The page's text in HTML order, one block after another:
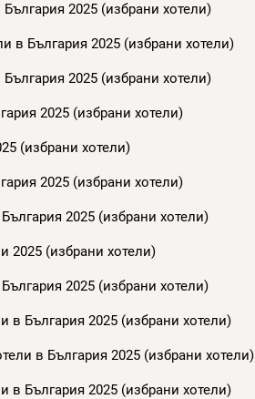
2025 (избрани хотели)
в България 2025 (избрани хотели)
2025 (избрани хотели)
2025 (избрани хотели)
(избрани хотели)
2025 (избрани хотели)
2025 (избрани хотели)
2025 (избрани хотели)
2025 (избрани хотели)
в България 2025 (избрани хотели)
в България 2025 (избрани хотели)
в България 2025 (избрани хотели)